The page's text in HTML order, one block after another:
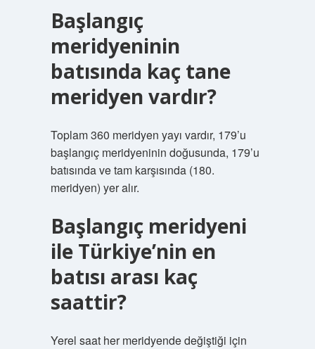
Başlangıç
meridyeninin
batısında kaç tane
meridyen vardır?
Toplam 360 meridyen yayı vardır, 179’u
başlangıç ​​meridyeninin doğusunda, 179’u
batısında ve tam karşısında (180.
meridyen) yer alır.
Başlangıç meridyeni
ile Türkiye’nin en
batısı arası kaç
saattir?
Yerel saat her meridyende değiştiği için